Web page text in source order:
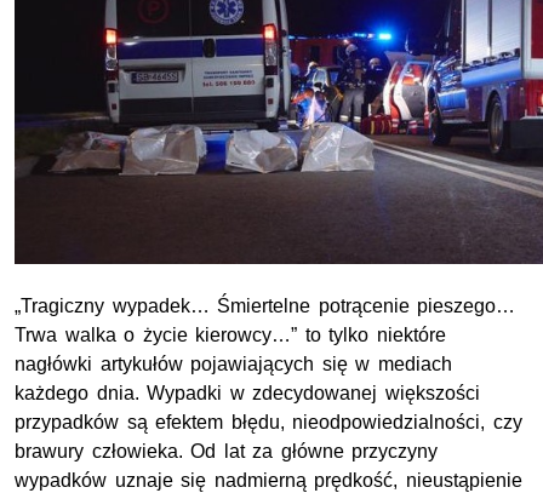
„Tragiczny wypadek… Śmiertelne potrącenie pieszego…
Trwa walka o życie kierowcy…” to tylko niektóre
nagłówki artykułów pojawiających się w mediach
każdego dnia. Wypadki w zdecydowanej większości
przypadków są efektem błędu, nieodpowiedzialności, czy
brawury człowieka. Od lat za główne przyczyny
wypadków uznaje się nadmierną prędkość, nieustąpienie